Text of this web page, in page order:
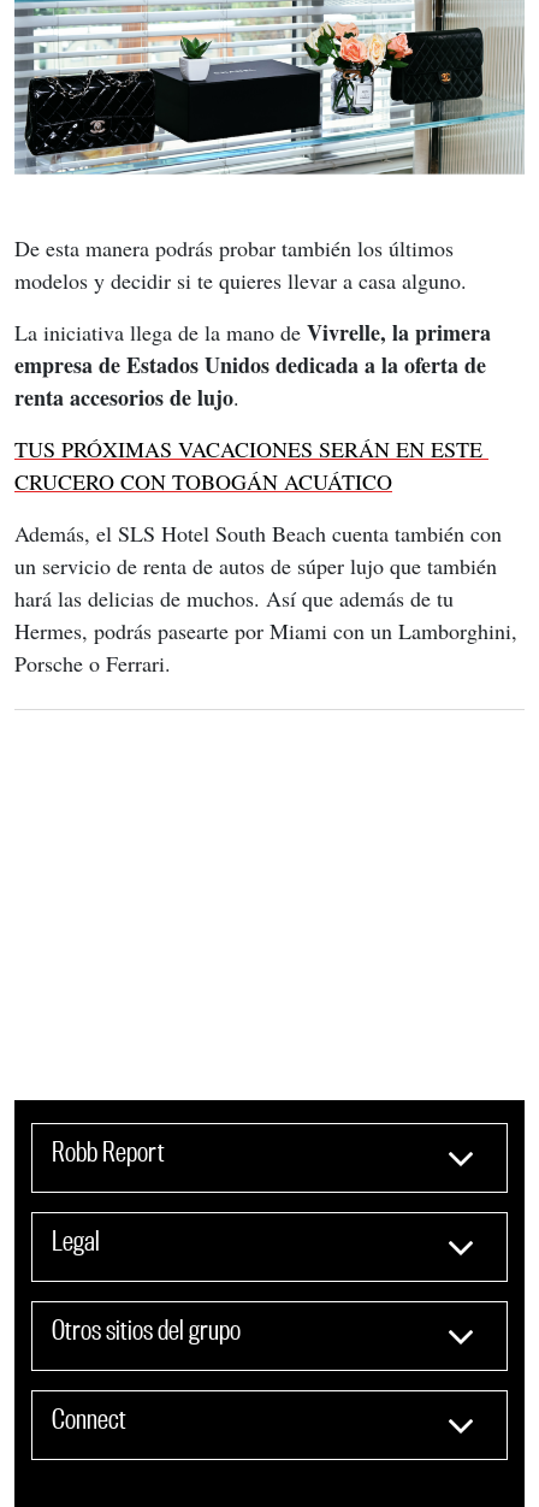
De esta manera podrás probar también los últimos
modelos y decidir si te quieres llevar a casa alguno.
La iniciativa llega de la mano de Vivrelle, la primera
empresa de Estados Unidos dedicada a la oferta de
renta accesorios de lujo.
TUS PRÓXIMAS VACACIONES SERÁN EN ESTE
CRUCERO CON TOBOGÁN ACUÁTICO
Además, el SLS Hotel South Beach cuenta también con
un servicio de renta de autos de súper lujo que también
hará las delicias de muchos. Así que además de tu
Hermes, podrás pasearte por Miami con un Lamborghini,
Porsche o Ferrari.
Robb Report
Legal
Otros sitios del grupo
Connect